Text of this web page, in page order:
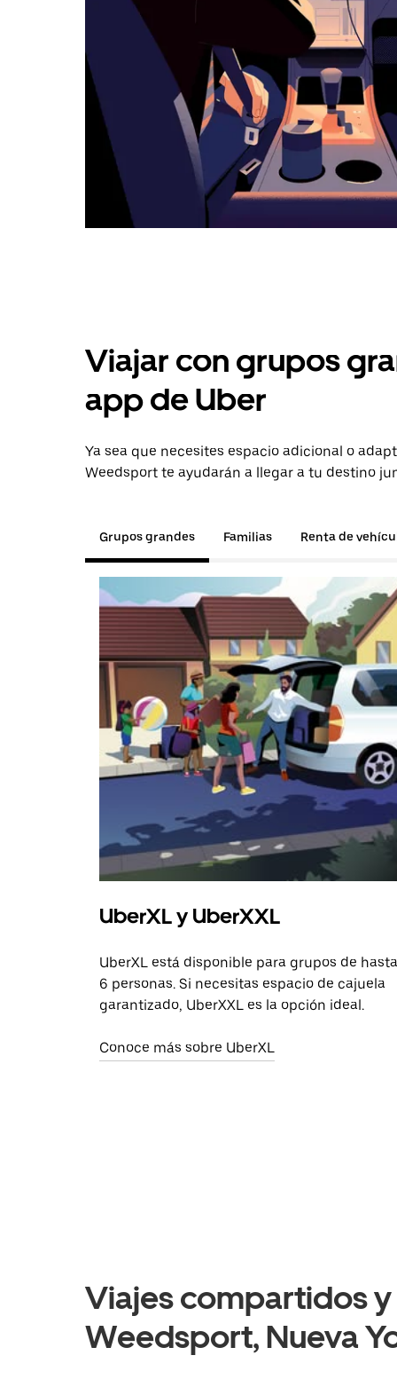
Viajar con grupos
app de Uber
Ya sea que necesites espacio adicional o
Weedsport te ayudarán a llegar a tu destino
Grupos grandes Familias Renta de
UberXL y UberXXL
UberXL está disponible para grupos de hasta
6 personas. Si necesitas espacio de cajuela
garantizado, UberXXL es la opción ideal.
Conoce más sobre UberXL
Viajes compartidos
Weedsport, Nueva